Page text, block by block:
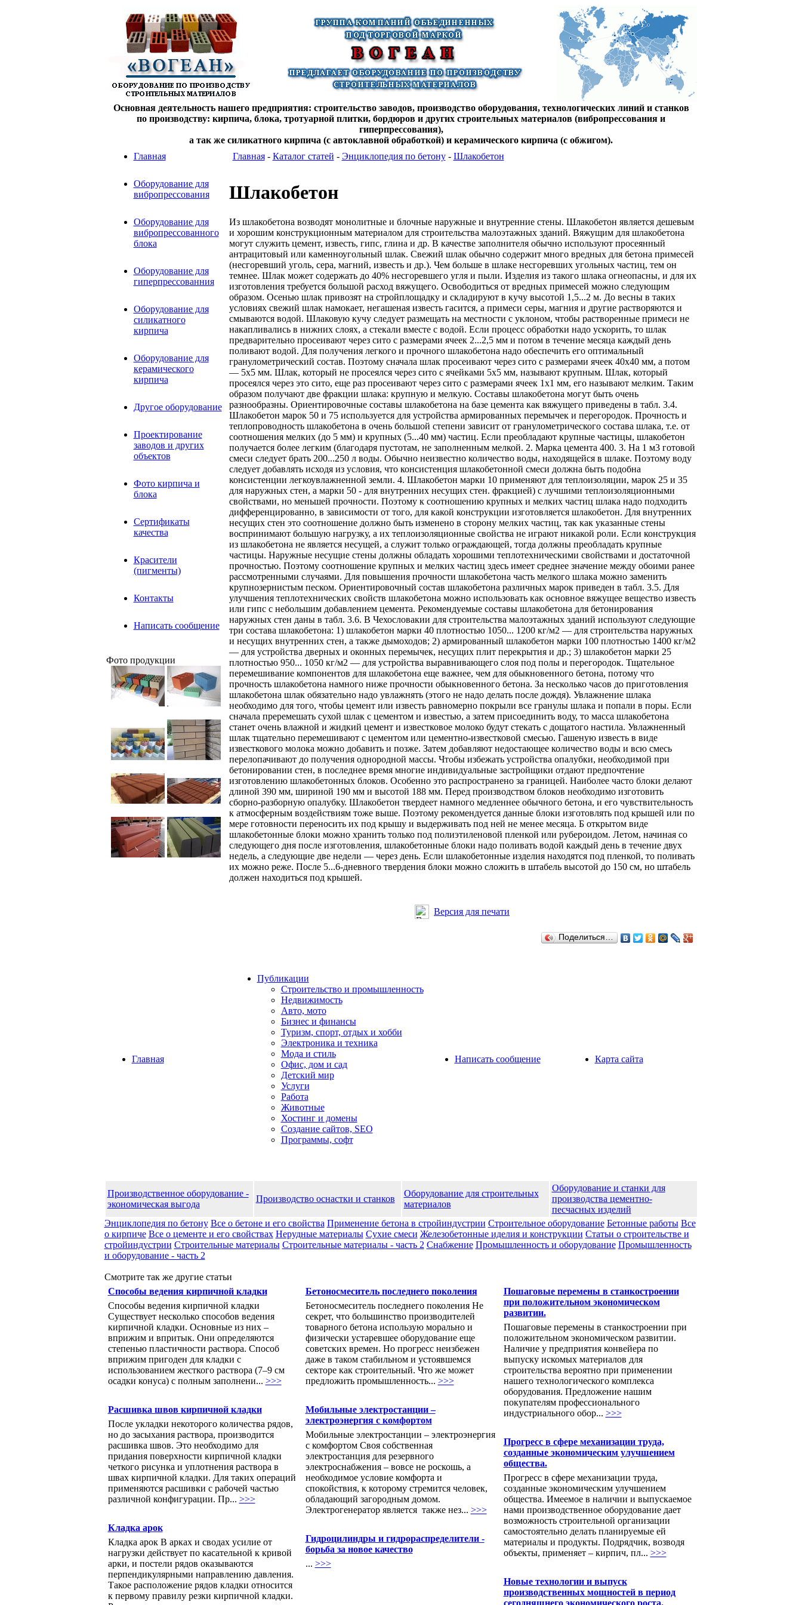
Основная деятельность нашего предприятия: строительство заводов, производство оборудования, технологических линий и станков
по производству: кирпича, блока, тротуарной плитки, бордюров и других строительных материалов (вибропрессования и
гиперпрессования),
а так же силикатного кирпича (с автоклавной обработкой) и керамического кирпича (с обжигом).
Главная
Оборудование для
вибропрессования
Оборудование для
вибропрессованного
блока
Оборудование для
гиперпрессованния
Оборудование для
силикатного
кирпича
Оборудование для
керамического
кирпича
Другое оборудование
Проектирование
заводов и других
объектов
Фото кирпича и
блока
Сертификаты
качества
Красители
(пигменты)
Контакты
Написать сообщение
Фото продукции
Главная- Каталог статей - Энциклопедия по бетону- Шлакобетон
Шлакобетон
Из шлакобетона возводят монолитные и блочные наружные и внутренние стены. Шлакобетон является дешевым
и хорошим конструкционным материалом для строительства малоэтажных зданий. Вяжущим для шлакобетона
могут служить цемент, известь, гипс, глина и др. В качестве заполнителя обычно используют просеянный
антрацитовый или каменноугольный шлак. Свежий шлак обычно содержит много вредных для бетона примесей
(несгоревший уголь, сера, магний, известь и др.). Чем больше в шлаке несгоревших угольных частиц, тем он
темнее. Шлак может содержать до 40% несгоревшего угля и пыли. Изделия из такого шлака огнеопасны, и для их
изготовления требуется большой расход вяжущего. Освободиться от вредных примесей можно следующим
образом. Осенью шлак привозят на стройплощадку и складируют в кучу высотой 1,5...2 м. До весны в таких
условиях свежий шлак намокает, негашеная известь гасится, а примеси серы, магния и другие растворяются и
смываются водой. Шлаковую кучу следует размещать на местности с уклоном, чтобы растворенные примеси не
накапливались в нижних слоях, а стекали вместе с водой. Если процесс обработки надо ускорить, то шлак
предварительно просеивают через сито с размерами ячеек 2...2,5 мм и потом в течение месяца каждый день
поливают водой. Для получения легкого и прочного шлакобетона надо обеспечить его оптимальный
гранулометрический состав. Поэтому сначала шлак просеивают через сито с размерами ячеек 40x40 мм, а потом
— 5x5 мм. Шлак, который не просеялся через сито с ячейками 5x5 мм, называют крупным. Шлак, который
просеялся через это сито, еще раз просеивают через сито с размерами ячеек 1x1 мм, его называют мелким. Таким
образом получают две фракции шлака: крупную и мелкую. Составы шлакобетона могут быть очень
разнообразны. Ориентировочные составы шлакобетона на базе цемента как вяжущего приведены в табл. 3.4.
Шлакобетон марок 50 и 75 используется для устройства армированных перемычек и перегородок. Прочность и
теплопроводность шлакобетона в очень большой степени зависит от гранулометрического состава шлака, т.е. от
соотношения мелких (до 5 мм) и крупных (5...40 мм) частиц. Если преобладают крупные частицы, шлакобетон
получается более легким (благодаря пустотам, не заполненным мелкой. 2. Марка цемента 400. 3. На 1 м3 готовой
смеси следует брать 200...250 л воды. Обычно неизвестно количество воды, находящейся в шлаке. Поэтому воду
следует добавлять исходя из условия, что консистенция шлакобетонной смеси должна быть подобна
консистенции легкоувлажненной земли. 4. Шлакобетон марки 10 применяют для теплоизоляции, марок 25 и 35
для наружных стен, а марки 50 - для внутренних несущих стен. фракцией) с лучшими теплоизоляционными
свойствами, но меньшей прочности. Поэтому к соотношению крупных и мелких частиц шлака надо подходить
дифференцированно, в зависимости от того, для какой конструкции изготовляется шлакобетон. Для внутренних
несущих стен это соотношение должно быть изменено в сторону мелких частиц, так как указанные стены
воспринимают большую нагрузку, а их теплоизоляционные свойства не играют никакой роли. Если конструкция
из шлакобетона не является несущей, а служит только ограждающей, тогда должны преобладать крупные
частицы. Наружные несущие стены должны обладать хорошими теплотехническими свойствами и достаточной
прочностью. Поэтому соотношение крупных и мелких частиц здесь имеет среднее значение между обоими ранее
рассмотренными случаями. Для повышения прочности шлакобетона часть мелкого шлака можно заменить
крупнозернистым песком. Ориентировочный состав шлакобетона различных марок приведен в табл. 3.5. Для
улучшения теплотехнических свойств шлакобетона можно использовать как основное вяжущее вещество известь
или гипс с небольшим добавлением цемента. Рекомендуемые составы шлакобетона для бетонирования
наружных стен даны в табл. 3.6. В Чехословакии для строительства малоэтажных зданий используют следующие
три состава шлакобетона: 1) шлакобетон марки 40 плотностью 1050... 1200 кг/м2 — для строительства наружных
и несущих внутренних стен, а также дымоходов; 2) армированный шлакобетон марки 100 плотностью 1400 кг/м2
— для устройства дверных и оконных перемычек, несущих плит перекрытия и др.; 3) шлакобетон марки 25
плотностью 950... 1050 кг/м2 — для устройства выравнивающего слоя под полы и перегородок. Тщательное
перемешивание компонентов для шлакобетона еще важнее, чем для обыкновенного бетона, потому что
прочность шлакобетона намного ниже прочности обыкновенного бетона. За несколько часов до приготовления
шлакобетона шлак обязательно надо увлажнять (этого не надо делать после дождя). Увлажнение шлака
необходимо для того, чтобы цемент или известь равномерно покрыли все гранулы шлака и попали в поры. Если
сначала преремешать сухой шлак с цементом и известью, а затем присоединить воду, то масса шлакобетона
станет очень влажной и жидкий цемент и известковое молоко будут стекать с дощатого настила. Увлажненный
шлак тщательно перемешивают с цементом или цементно-известковой смесью. Гашеную известь в виде
известкового молока можно добавить и позже. Затем добавляют недостающее количество воды и всю смесь
перелопачивают до получения однородной массы. Чтобы избежать устройства опалубки, необходимой при
бетонировании стен, в последнее время многие индивидуальные застройщики отдают предпочтение
изготовлению шлакобетонных блоков. Особенно это распространено за границей. Наиболее часто блоки делают
длиной 390 мм, шириной 190 мм и высотой 188 мм. Перед производством блоков необходимо изготовить
сборно-разборную опалубку. Шлакобетон твердеет намного медленнее обычного бетона, и его чувствительность
к атмосферным воздействиям тоже выше. Поэтому рекомендуется данные блоки изготовлять под крышей или по
мере готовности переносить их под крышу и выдерживать под ней не менее месяца. Б открытом виде
шлакобетонные блоки можно хранить только под полиэтиленовой пленкой или рубероидом. Летом, начиная со
следующего дня после изготовления, шлакобетонные блоки надо поливать водой каждый день в течение двух
недель, а следующие две недели — через день. Если шлакобетонные изделия находятся под пленкой, то поливать
их можно реже. После 5...6-дневного твердения блоки можно сложить в штабель высотой до 150 см, но штабель
должен находиться под крышей.
Версия для печати
Поделиться…
Главная
Публикации
Строительство и промышленность
Недвижимость
Авто, мото
Бизнес и финансы
Туризм, спорт, отдых и хобби
Электроника и техника
Мода и стиль
Офис, дом и cад
Детский мир
Услуги
Работа
Животные
Хостинг и домены
Создание сайтов, SEO
Программы, софт
Написать сообщение Карта сайта
Производственное оборудование -
экономическая выгода
Производство оснастки и станков
Оборудование для строительных
материалов
Оборудование и станки для
производства цементно-
песчасных изделий
Энциклопедия по бетону Все о бетоне и его свойства Применение бетона в стройиндустрии Строительное оборудование Бетонные работы Все
о кирпиче Все о цементе и его свойствах Нерудные материалы Сухие смеси Железобетонные иделия и конструкции Статьи о строительстве и
стройиндустрии Строительные материалы Строительные материалы - часть 2 Снабжение Промышленноcть и оборудование Промышленноcть
и оборудование - часть 2
Смотрите так же другие статьи
Способы ведения кирпичной кладки
Способы ведения кирпичной кладки
Существует несколько способов ведения
кирпичной кладки. Основные из них –
вприжим и впритык. Они определяются
степенью пластичности раствора. Способ
вприжим пригоден для кладки с
использованием жесткого раствора (7–9 см
осадки конуса) с полным заполнени... >>>
Расшивка швов кирпичной кладки
После укладки некоторого количества рядов,
но до засыхания раствора, производится
расшивка швов. Это необходимо для
придания поверхности кирпичной кладки
четкого рисунка и уплотнения раствора в
швах кирпичной кладки. Для таких операций
применяются расшивки с рабочей частью
различной конфигурации. Пр... >>>
Кладка арок
Кладка арок В арках и сводах усилие от
нагрузки действует по касательной к кривой
арки, и постели рядов оказываются
перпендикулярными направлению давления.
Такое расположение рядов кладки относится
к первому правилу резки кирпичной кладки.
Бетоносмеситель последнего поколения
Бетоносмеситель последнего поколения Не
секрет, что большинство производителей
товарного бетона использую морально и
физически устаревшее оборудование еще
советских времен. Но прогресс неизбежен
даже в таком стабильном и устоявшемся
секторе как строительный. Что же может
предложить промышленность... >>>
Мобильные электростанции –
электроэнергия с комфортом
Мобильные электростанции – электроэнергия
с комфортом Своя собственная
электростанция для резервного
электроснабжения – вовсе не роскошь, а
необходимое условие комфорта и
спокойствия, к которому стремится человек,
обладающий загородным домом.
Электрогенератор является также нез... >>>
Гидроцилиндры и гидрораспределители -
борьба за новое качество
... >>>
Пошаговые перемены в станкостроении
при положительном экономическом
развитии.
Пошаговые перемены в станкостроении при
положительном экономическом развитии.
Наличие у предприятия конвейера по
выпуску искомых материалов для
строительства вероятно при применении
нашего технологического комплекса
оборудования. Предложение нашим
покупателям профессионального
индустриального обор... >>>
Прогресс в сфере механизации труда,
созданные экономическим улучшением
общества.
Прогресс в сфере механизации труда,
созданные экономическим улучшением
общества. Имеемое в наличии и выпускаемое
нами производственное оборудование дает
возможность строительной организации
самостоятельно делать планируемые ей
материалы и продукты. Подрядчик, возводя
объекты, применяет – кирпич, пл... >>>
Новые технологии и выпуск
производственных мощностей в период
сегодняшнего экономического роста.